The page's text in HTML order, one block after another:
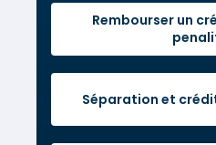
Rembourser un
Séparation et